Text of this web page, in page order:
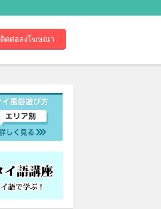
ติดต่อลงโฆษณา